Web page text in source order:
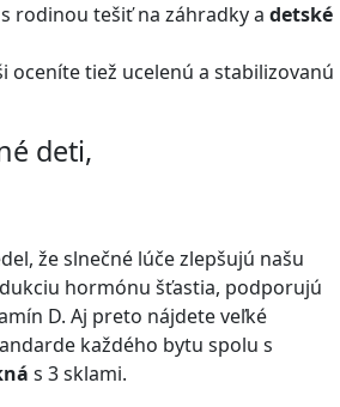
rodinou tešiť na záhradky a detské
oceníte tiež ucelenú a stabilizovanú
deti,
že slnečné lúče zlepšujú našu
hormónu šťastia, podporujú
D. Aj preto nájdete veľké
každého bytu spolu s
s 3 sklami.